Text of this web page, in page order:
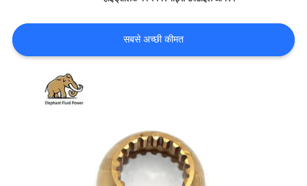
समाचार
सबसे अच्छी कीमत